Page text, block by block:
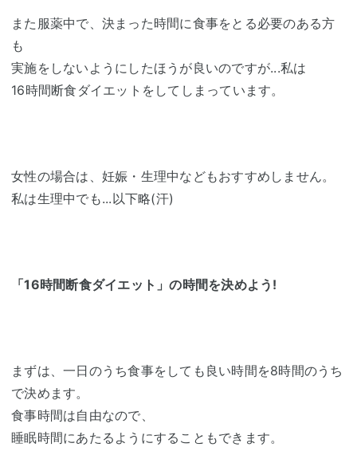
また服薬中で、決まった時間に食事をとる必要のある方
も
実施をしないようにしたほうが良いのですが...私は
16時間断食ダイエットをしてしまっています。
女性の場合は、妊娠・生理中などもおすすめしません。
私は生理中でも...以下略(汗)
「16時間断食ダイエット」の時間を決めよう!
まずは、一日のうち食事をしても良い時間を8時間のうち
で決めます。
食事時間は自由なので、
睡眠時間にあたるようにすることもできます。